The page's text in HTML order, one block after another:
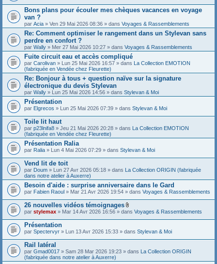
Bons plans pour écouler mes chèques vacances en voyage
van ?
par Acia » Ven 29 Mai 2026 08:36 » dans Voyages & Rassemblements
Re: Comment optimiser le rangement dans un Stylevan sans
perdre en confort ?
par Wally » Mer 27 Mai 2026 10:27 » dans Voyages & Rassemblements
Fuite circuit eau et accès compliqué
par Carolivan » Lun 25 Mai 2026 16:57 » dans La Collection EMOTION
(fabriquée en Vendée chez Fleurette)
Re: Bonjour à tous + question naïve sur la signature
électronique du devis Stylevan
par Wally » Lun 25 Mai 2026 14:56 » dans Stylevan & Moi
Présentation
par Elgrecos » Lun 25 Mai 2026 07:39 » dans Stylevan & Moi
Toile lit haut
par p23lnifa8 » Jeu 21 Mai 2026 20:28 » dans La Collection EMOTION
(fabriquée en Vendée chez Fleurette)
Présentation Ralia
par Ralia » Lun 4 Mai 2026 07:29 » dans Stylevan & Moi
Vend lit de toit
par Doum » Lun 27 Avr 2026 05:18 » dans La Collection ORIGIN (fabriquée
dans notre atelier à Auxerre)
Besoin d'aide : surprise anniversaire dans le Gard
par Fabien Raoul » Mar 21 Avr 2026 19:54 » dans Voyages & Rassemblements
26 nouvelles vidéos témoignages
F
c
i
e
(
)
par stylemax » Mar 14 Avr 2026 16:56 » dans Voyages & Rassemblements
Présentation
par Spectervyr » Lun 13 Avr 2026 15:33 » dans Stylevan & Moi
Rail latéral
par Gmad0017 » Sam 28 Mar 2026 19:23 » dans La Collection ORIGIN
(fabriquée dans notre atelier à Auxerre)